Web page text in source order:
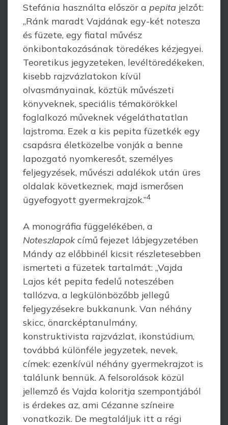
Stefánia használta először a pepita jelzőt:
„Ránk maradt Vajdának egy-két notesza
és füzete, egy fiatal művész
önkibontakozásának töredékes kézjegyei.
Teore­tikus jegyzeteken, levéltöredékeken,
kisebb rajzvázlatokon kívül
olvasmányainak, köz­tük művészeti
könyveknek, speciális témakörökkel
foglalkozó műveknek végelát­hatatlan
lajstroma. Ezek a kis pepita füzetkék egy
csapásra életközelbe vonják a ben­ne
lapozgató nyomkeresőt, személyes
feljegyzések, művészi adalékok után üres
oldalak következnek, majd ismerősen
ügyefogyott gyermekrajzok.”4
A monográfia függelékében, a
Noteszlapokcímű fejezet lábjegyzetében
Mándy az előbbinél kicsit részletesebben
ismerteti a füzetek tartalmát: „Vajda
Lajos két pe­pita fedelű noteszében
tallózva, a legkülönbözőbb jellegű
feljegyzésekre bukkanunk. Van néhány
skicc, önarcképtanulmány,
konstruktivista rajzvázlat, ikonstúdium,
to­vábbá különféle jegyzetek, nevek,
címek: ezenkívül néhány gyermekrajzot is
találunk bennük. A felsorolások közül
jellemző és Vajda koloritja szempontjából
is érdekes az, ami Cézanne színeire
vonatkozik. De megtaláljuk itt a régi